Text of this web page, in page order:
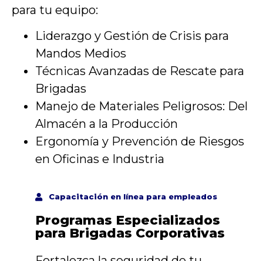
para tu equipo:
Liderazgo y Gestión de Crisis para
Mandos Medios
Técnicas Avanzadas de Rescate para
Brigadas
Manejo de Materiales Peligrosos: Del
Almacén a la Producción
Ergonomía y Prevención de Riesgos
en Oficinas e Industria
Capacitación en línea para empleados
Programas Especializados
para Brigadas Corporativas